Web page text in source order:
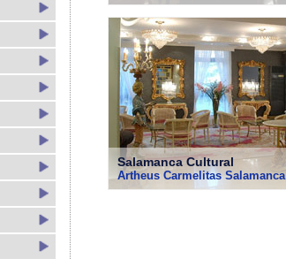
Salamanca Cultural
Artheus Carmelitas Salamanca